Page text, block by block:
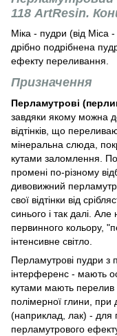
118 ArtResin.
Міка - пудри (від Mica
дрібно подрібнена
ефекту переливання.
Призначення
Перламутрові
завдяки якому можна
відтінків, що
мінеральна слюда,
кутами заломлення.
промені по-різному
дивовижний
свої відтінки від
синього і так далі.
первинного кольору,
інтенсивне світло.
Перламутрові пудри з
інтерференс - мають
кутами мають перелив
полімерної глини, при
(наприклад, лак) - для
перламутрового